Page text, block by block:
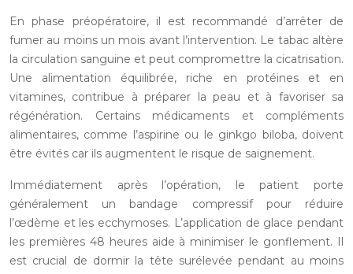
En phase préopératoire, il est recommandé d’arrêter de
fumer au moins un mois avant l’intervention. Le tabac altère
la circulation sanguine et peut compromettre la cicatrisation.
Une alimentation équilibrée, riche en protéines et en
vitamines, contribue à préparer la peau et à favoriser sa
régénération. Certains médicaments et compléments
alimentaires, comme l’aspirine ou le ginkgo biloba, doivent
être évités car ils augmentent le risque de saignement.
Immédiatement après l’opération, le patient porte
généralement un bandage compressif pour réduire
l’œdème et les ecchymoses. L’application de glace pendant
les premières 48 heures aide à minimiser le gonflement. Il
est crucial de dormir la tête surélevée pendant au moins